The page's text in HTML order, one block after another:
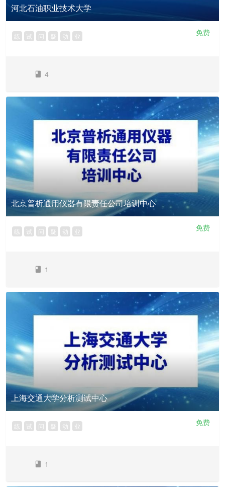
河北石油职业技术大学
练 试 问 疑 动 业 免费
4
北京普析通用仪器有限责任公司培训中心
练 试 问 疑 动 业 免费
1
上海交通大学分析测试中心
练 试 问 疑 动 业 免费
1